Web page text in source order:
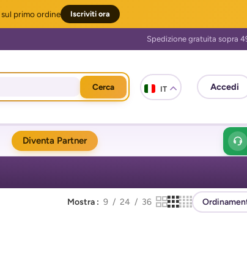
sul primo ordine Iscriviti ora
Cerca IT
Diventa Partner
Mostra 9 24 36